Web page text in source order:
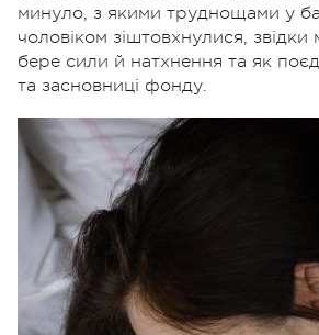
минуло, з якими труднощами у
чоловіком зіштовхнулися,
бере сили й натхнення та як
та засновниці фонду.